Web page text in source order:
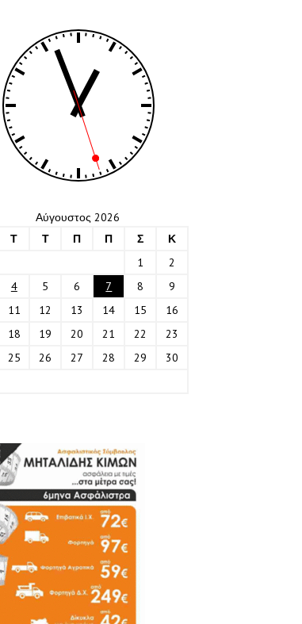
Αύγουστος 2026
Τ Τ Π Π Σ
Κ
1
2
4 5 6 7 8
9
11 12 13 14 15
16
18 19 20 21 22
23
25 26 27 28 29
30